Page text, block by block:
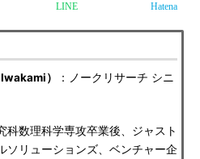
LINE Hatena
）
：ノークリサーチ シニ
科数理科学専攻卒業後、ジャスト
ソリューションズ、ベンチャー企